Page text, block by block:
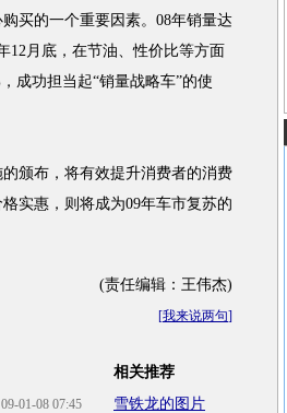
买的一个重要因素。08年销量达
12月底，在节油、性价比等方面
成功担当起“销量战略车”的使
颁布，将有效提升消费者的消费
实惠，则将成为09年车市复苏的
(责任编辑：王伟杰)
[我来说两句]
09-01-08 07:45
相关推荐
雪铁龙的图片